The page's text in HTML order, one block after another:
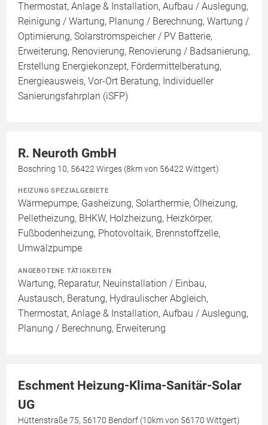
Thermostat, Anlage & Installation, Aufbau / Auslegung,
Reinigung / Wartung, Planung / Berechnung, Wartung /
Optimierung, Solarstromspeicher / PV Batterie,
Erweiterung, Renovierung, Renovierung / Badsanierung,
Erstellung Energiekonzept, Fördermittelberatung,
Energieausweis, Vor-Ort Beratung, Individueller
Sanierungsfahrplan (iSFP)
R. Neuroth GmbH
Boschring 10, 56422 Wirges (8km von 56422 Wittgert)
HEIZUNG SPEZIALGEBIETE
Wärmepumpe, Gasheizung, Solarthermie, Ölheizung,
Pelletheizung, BHKW, Holzheizung, Heizkörper,
Fußbodenheizung, Photovoltaik, Brennstoffzelle,
Umwälzpumpe
ANGEBOTENE TÄTIGKEITEN
Wartung, Reparatur, Neuinstallation / Einbau,
Austausch, Beratung, Hydraulischer Abgleich,
Thermostat, Anlage & Installation, Aufbau / Auslegung,
Planung / Berechnung, Erweiterung
Eschment Heizung-Klima-Sanitär-Solar
UG
Hüttenstraße 75, 56170 Bendorf (10km von 56170 Wittgert)